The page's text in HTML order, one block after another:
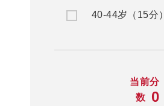
40-44岁（15分）
当前分
数
0